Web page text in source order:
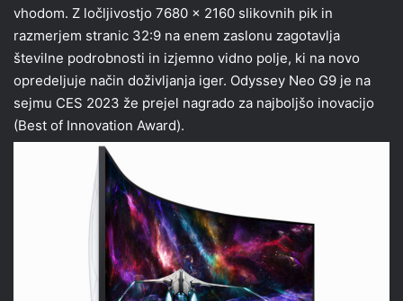
vhodom. Z ločljivostjo 7680 x 2160 slikovnih pik in
razmerjem stranic 32:9 na enem zaslonu zagotavlja
številne podrobnosti in izjemno vidno polje, ki na novo
opredeljuje način doživljanja iger. Odyssey Neo G9 je na
sejmu CES 2023 že prejel nagrado za najboljšo inovacijo
(Best of Innovation Award).